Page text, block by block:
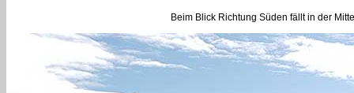
Beim Blick Richtung Süden fällt in der